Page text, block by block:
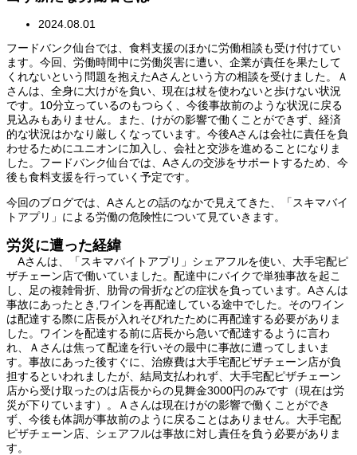
2024.08.01
フードバンク仙台では、食料支援のほかに労働相談も受け付けてい
ます。今回、労働時間中に労働災害に遭い、企業が責任を果たして
くれないという問題を抱えたAさんという方の相談を受けました。Ａ
さんは、全身に大けがを負い、現在は杖を使わないと歩けない状況
です。10分立っているのもつらく、今後事故前のような状況に戻る
見込みもありません。また、けがの影響で働くことができず、経済
的な状況はかなり厳しくなっています。今後Aさんは会社に責任を負
わせるためにユニオンに加入し、会社と交渉を進めることになりま
した。フードバンク仙台では、Aさんの交渉をサポートするため、今
後も食料支援を行っていく予定です。
今回のブログでは、Aさんとの話のなかで見えてきた、「スキマバイ
トアプリ」による労働の危険性について見ていきます。
労災に遭った経緯
Aさんは、「スキマバイトアプリ」シェアフルを使い、大手宅配ピ
ザチェーン店で働いていました。配達中にバイクで単独事故を起こ
し、足の複雑骨折、肋骨の骨折などの症状を負っています。Aさんは
事故にあったとき,ワインを再配達している途中でした。そのワイン
は配達する際に店長が入れそびれたために再配達する必要がありま
した。ワインを配達する前に店長から急いで配達するように言わ
れ、Ａさんは焦って配達を行いその最中に事故に遭ってしまいま
す。事故にあった後すぐに、治療費は大手宅配ピザチェーン店が負
担するといわれましたが、結局支払われず、大手宅配ピザチェーン
店から受け取ったのは店長からの見舞金3000円のみです（現在は労
災が下りています）。Ａさんは現在けがの影響で働くことができ
ず、今後も体調が事故前のように戻ることはありません。大手宅配
ピザチェーン店、シェアフルは事故に対し責任を負う必要がありま
す。